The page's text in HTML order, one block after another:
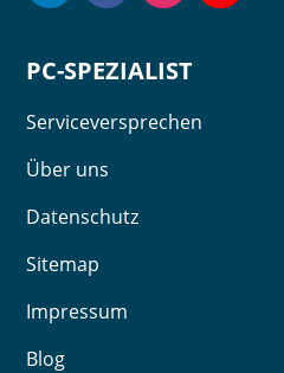
PC-SPEZIALIST
Serviceversprechen
Über uns
Datenschutz
Sitemap
Impressum
Blog